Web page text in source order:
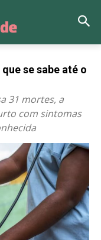
se sabe até o
31 mortes, a
com sintomas